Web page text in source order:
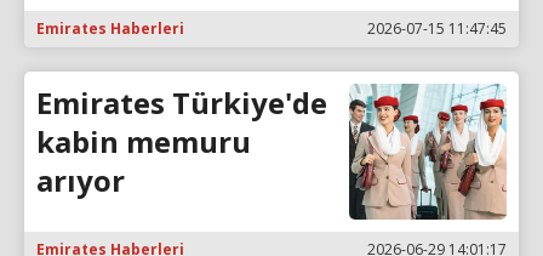
Emirates Haberleri 2026-07-15 11:47:45
Emirates Türkiye'de
kabin memuru
arıyor
Emirates Haberleri 2026-06-29 14:01:17